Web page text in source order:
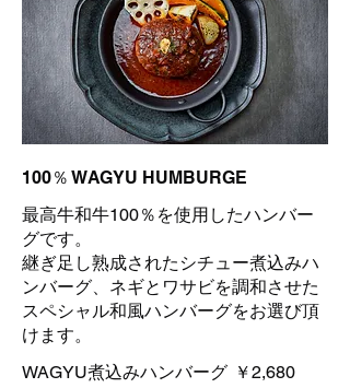
100％ WAGYU HUMBURGE
最高牛和牛100％を使用したハンバー
グです。
継ぎ足し熟成されたシチュー煮込みハ
ンバーグ、ネギとワサビを調和させた
スペシャル和風ハンバーグをお選び頂
けます。
WAGYU煮込みハンバーグ ￥2,680